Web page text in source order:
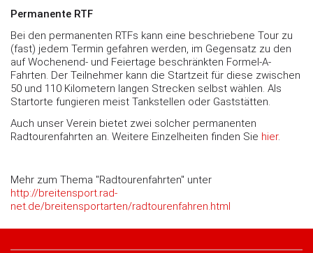
Permanente RTF
Bei den permanenten RTFs kann eine beschriebene Tour zu
(fast) jedem Termin gefahren werden, im Gegensatz zu den
auf Wochenend- und Feiertage beschränkten Formel-A-
Fahrten. Der Teilnehmer kann die Startzeit für diese zwischen
50 und 110 Kilometern langen Strecken selbst wählen. Als
Startorte fungieren meist Tankstellen oder Gaststätten.
Auch unser Verein bietet zwei solcher permanenten
Radtourenfahrten an. Weitere Einzelheiten finden Sie hier.
Mehr zum Thema "Radtourenfahrten" unter
http://breitensport.rad-
net.de/breitensportarten/radtourenfahren.html